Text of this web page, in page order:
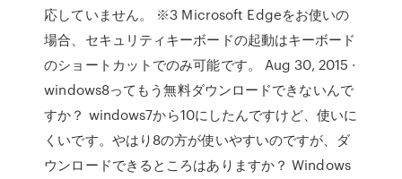
応していません。 ※3 Microsoft Edgeをお使いの
場合、セキュリティキーボードの起動はキーボード
のショートカットでのみ可能です。 Aug 30, 2015 ·
windows8ってもう無料ダウンロードできないんで
すか？ windows7から10にしたんですけど、使いに
くいです。やはり8の方が使いやすいのですが、ダ
ウンロードできるところはありますか？ Windows